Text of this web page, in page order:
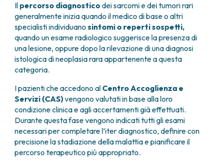
Il percorso diagnosticodei sarcomi e dei tumori rari
generalmente inizia quando il medico di base o altri
specialisti individuano sintomi o reperti sospetti,
quando un esame radiologico suggerisce la presenza di
una lesione, oppure dopo la rilevazione di una diagnosi
istologica di neoplasia rara appartenente a questa
categoria.
I pazienti che accedono al Centro Accoglienza e
Servizi (CAS)vengono valutati in base alla loro
condizione clinica e agli accertamenti già effettuati.
Durante questa fase vengono indicati tutti gli esami
necessari per completare l’iter diagnostico, definire con
precisione la stadiazione della malattia e pianificare il
percorso terapeutico più appropriato.